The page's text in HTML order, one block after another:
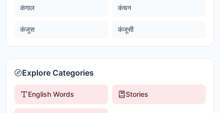
कंगाल कंचन
कंजूस कंजूसी
Explore Categories
English Words Stories